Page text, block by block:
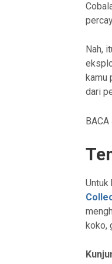
Nah,
kamu
dari
BACA
Untuk
koko,